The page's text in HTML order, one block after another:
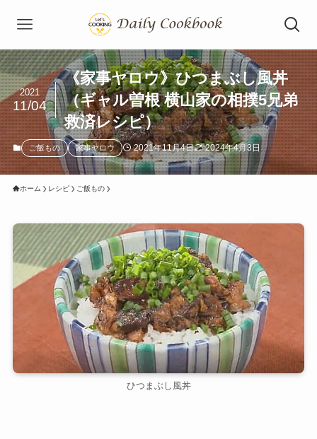
《家事ヤロウ》ひつまぶし風丼
（ギャル曽根 横山家の相撲5兄弟
救済レシピ）
2021
11/04
ご飯もの 家事ヤロウ 2021年11月4日 2024年4月3日
ホーム レシピ ご飯もの
ひつまぶし風丼